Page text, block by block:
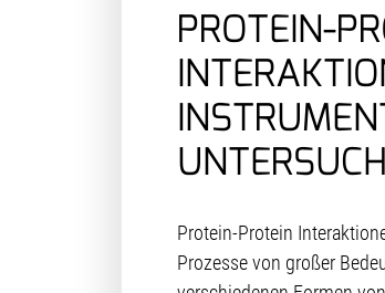
PROTEIN-
Protein-Protein
Prozesse von großer